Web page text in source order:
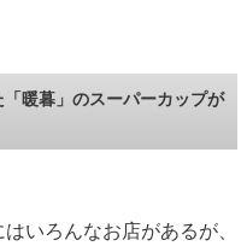
暖暮」のスーパーカップが
いろんなお店があるが、